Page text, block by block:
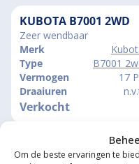
Om de beste ervaringen te
KUBOTA B7001 2WD
Zeer wendbaar
Merk
Type
B7001
Vermogen
17
Draaiuren
Verkocht
KUBOTA B7001 2WD